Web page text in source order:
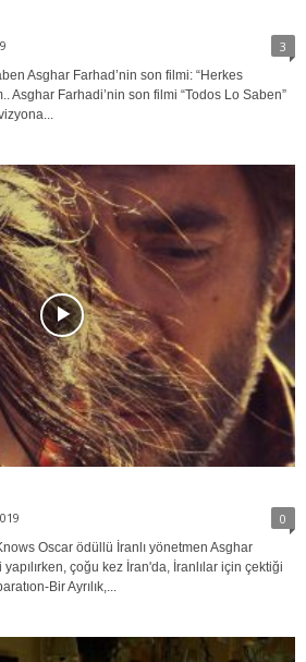
3
Asghar Farhad’nin son filmi: “Herkes
Asghar Farhadi’nin son filmi “Todos Lo Saben”
0
Oscar ödüllü İranlı yönetmen Asghar
çoğu kez İran'da, İranlılar için çektiği
Bir Ayrılık,...